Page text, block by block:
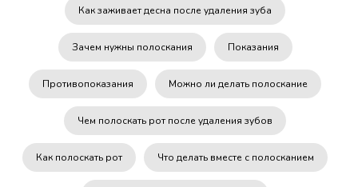
Как заживает десна после удаления зуба
Зачем нужны полоскания Показания
Противопоказания Можно ли делать полоскание
Чем полоскать рот после удаления зубов
Как полоскать рот Что делать вместе с полосканием